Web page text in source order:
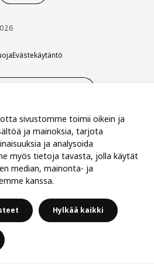
Evästekäytäntö
sivustomme toimii oikein ja
ja mainoksia, tarjota
ja analysoida
myös tietoja tavasta, jolla käytät
median, mainonta- ja
kanssa.
Hylkää kaikki